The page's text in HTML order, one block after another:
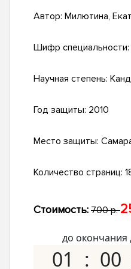
Автор: Милютина,
Шифр специальности:
Научная степень:
Год защиты: 2010
Место защиты:
Количество страниц:
Стоимость: 700 р.
до окончания
01 00